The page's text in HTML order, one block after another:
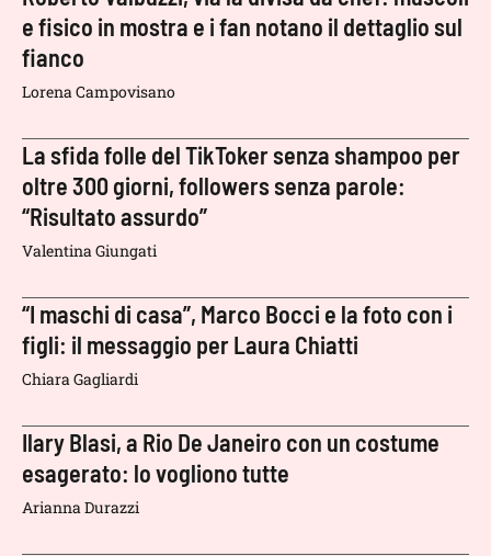
e fisico in mostra e i fan notano il dettaglio sul
fianco
Lorena Campovisano
La sfida folle del TikToker senza shampoo per
oltre 300 giorni, followers senza parole:
“Risultato assurdo”
Valentina Giungati
“I maschi di casa”, Marco Bocci e la foto con i
figli: il messaggio per Laura Chiatti
Chiara Gagliardi
Ilary Blasi, a Rio De Janeiro con un costume
esagerato: lo vogliono tutte
Arianna Durazzi